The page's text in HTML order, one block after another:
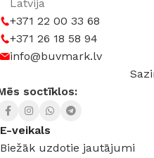
GAISMAS TEMPERATŪRA
3000 K (silti balta) – 6500 K
Latvija
+371 22 00 33 68
+371 26 18 58 94
info@buvmark.lv
soctīklos:
E-veikals
Biežāk uzdotie jautājumi